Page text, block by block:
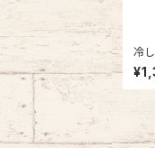
冷